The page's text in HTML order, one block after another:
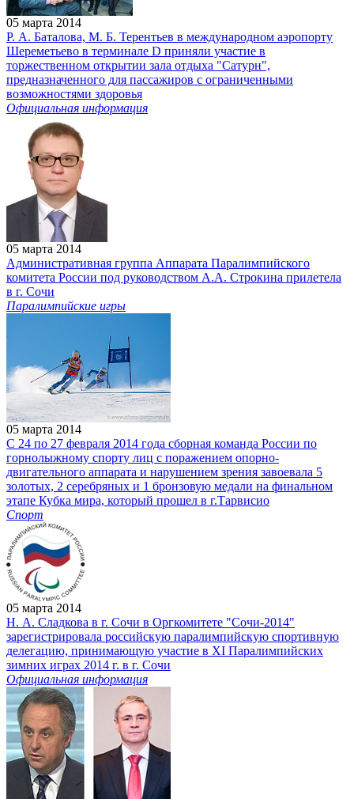
05 марта 2014
Р. А. Баталова, М. Б. Терентьев в международном аэропорту
Шереметьево в терминале D приняли участие в
торжественном открытии зала отдыха "Сатурн",
предназначенного для пассажиров с ограниченными
возможностями здоровья
Официальная информация
05 марта 2014
Административная группа Аппарата Паралимпийского
комитета России под руководством А.А. Строкина прилетела
в г. Сочи
Паралимпийские игры
05 марта 2014
C 24 по 27 февраля 2014 года cборная команда России по
горнолыжному спорту лиц с поражением опорно-
двигательного аппарата и нарушением зрения завоевала 5
золотых, 2 серебряных и 1 бронзовую медали на финальном
этапе Кубка мира, который прошел в г.Тарвисио
Спорт
05 марта 2014
Н. А. Сладкова в г. Сочи в Оргкомитете "Сочи-2014"
зарегистрировала российскую паралимпийскую спортивную
делегацию, принимающую участие в XI Паралимпийских
зимних играх 2014 г. в г. Сочи
Официальная информация